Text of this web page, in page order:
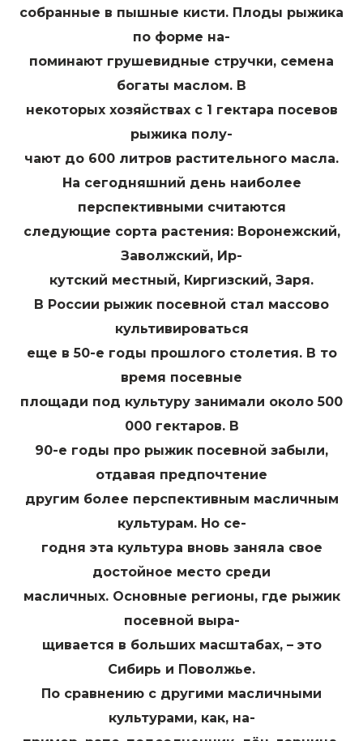
собранные в пышные кисти. Плоды рыжика
по форме на-
поминают грушевидные стручки, семена
богаты маслом. В
некоторых хозяйствах с 1 гектара посевов
рыжика полу-
чают до 600 литров растительного масла.
На сегодняшний день наиболее
перспективными считаются
следующие сорта растения: Воронежский,
Заволжский, Ир-
кутский местный, Киргизский, Заря.
В России рыжик посевной стал массово
культивироваться
еще в 50-е годы прошлого столетия. В то
время посевные
площади под культуру занимали около 500
000 гектаров. В
90-е годы про рыжик посевной забыли,
отдавая предпочтение
другим более перспективным масличным
культурам. Но се-
годня эта культура вновь заняла свое
достойное место среди
масличных. Основные регионы, где рыжик
посевной выра-
щивается в больших масштабах, – это
Сибирь и Поволжье.
По сравнению с другими масличными
культурами, как, на-